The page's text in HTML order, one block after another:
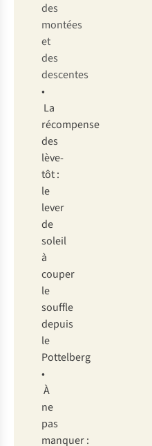
des
montées
et
des
descentes
•
La
récompense
des
lève-
tôt :
le
lever
de
soleil
à
couper
le
souffle
depuis
le
Pottelberg
•
À
ne
pas
manquer :